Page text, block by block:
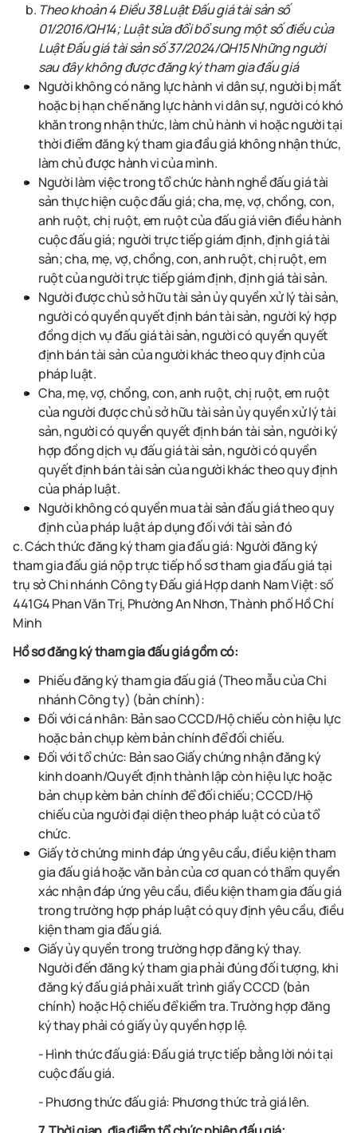
Theo khoản 4 Điều 38Luật Đấu giá tài sản số
01/2016/QH14; Luật sửa đổi bổ sung một số điều của
Luật Đấu giá tài sản số 37/2024/QH15Những người
sau đây không được đăng ký tham gia đấu giá
Người không có năng lực hành vi dân sự, người bị mất
hoặc bị hạn chế năng lực hành vi dân sự, người có khó
khăn trong nhận thức, làm chủ hành vi hoặc người tại
thời điểm đăng ký tham gia đầu giá không nhận thức,
làm chủ được hành vi của mình.
Người làm việc trong tổ chứchành nghềđấu giátài
sảnthực hiện cuộc đấu giá; cha, mẹ, vợ, chồng, con,
anh ruột, chị ruột, em ruột của đấu giá viên điều hành
cuộc đấu giá; người trực tiếp giám định, định giá tài
sản; cha, mẹ, vợ, chồng, con, anh ruột, chị ruột, em
ruột của người trực tiếp giám định, định giá tài sản.
Người được chủ sở hữu tài sản ủy quyền xử lý tài sản,
người có quyền quyết định bántài sản, người ký hợp
đồng dịch vụ đấu giátài sản, người có quyền quyết
định bántài sảncủa người khác theo quy định của
pháp luật.
Cha, mẹ, vợ, chồng, con, anh ruột, chị ruột, em ruột
của người được chủ sở hữutài sảnủy quyền xử lýtài
sản, người có quyền quyết định bántài sản, người ký
hợp đồng dịch vụ đấu giátài sản, người có quyền
quyết định bántài sảncủa người khác theo quy định
của pháp luật.
Người không có quyền muatài sảnđấu giá theo quy
định của pháp luật áp dụng đối vớitài sản đó
c. Cách thức đăng ký tham gia đấu giá: Người đăng ký
tham gia đấu giá nộp trực tiếp hồ sơ tham gia đấu giá tại
trụ sởChi nhánh Công ty Đấu giá Hợp danh Nam Việt:số
441G4 Phan Văn Trị, Phường An Nhơn, Thành phố Hồ Chí
Minh
Hồ sơ đăng ký tham gia đấu giá gồm có:
Phiếu đăng ký tham gia đấu giá (Theo mẫu của Chi
nhánh Công ty) (bản chính):
Đối với cá nhân: Bản sao CCCD/Hộ chiếu còn hiệu lực
hoặc bản chụp kèm bản chính để đối chiếu.
Đối với tổ chức: Bản saoGiấy chứng nhận đăng ký
kinh doanh/Quyết định thành lập còn hiệu lực hoặc
bản chụp kèm bản chính để đối chiếu; CCCD/Hộ
chiếu của người đại diện theo pháp luật có của tổ
chức.
Giấy tờ chứng minh đáp ứng yêu cầu, điều kiện tham
gia đấu giá hoặc văn bản của cơ quan có thẩm quyền
xác nhận đáp ứng yêu cầu, điều kiện tham gia đấu giá
trong trường hợp pháp luật có quy định yêu cầu, điều
kiện tham gia đấu giá.
Giấy ủy quyền trong trường hợp đăng ký thay.
Người đến đăng ký tham gia phải đúng đối tượng, khi
đăng ký đấu giá phải xuất trình giấy CCCD (bản
chính) hoặc Hộ chiếu để kiểm tra. Trường hợp đăng
ký thay phải có giấy ủy quyền hợp lệ.
- Hình thức đấu giá: Đấu giá trực tiếp bằng lời nói tại
cuộc đấu giá.
- Phương thức đấu giá: Phương thức trả giá lên.